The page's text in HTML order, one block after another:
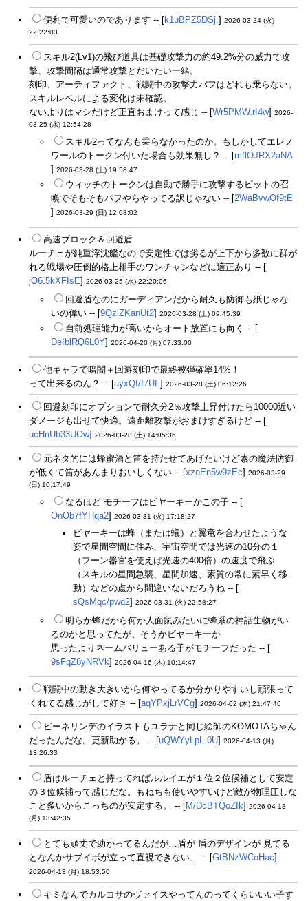
便利で可愛いのであります -- [k1uBPZ5DSj. ] 2026-03-24 (火)
22:22:03
スキル2(Lv1)の飛び道具は基礎攻撃力の約49.2%分の威力で攻
撃、攻撃間隔は通常攻撃とだいたい一緒。
刻印、アーティファクト、戦闘中の攻撃力バフはどれも乗らない。
スキルレベルによる変化は未確認。
ないよりはマシだけど正直おまけって感じ -- [Wr5PMW.rI4w] 2026-
03-25 (水) 12:54:28
スキル2ってなんも乗らなかったのか。もしかしてエレノ
ワールのトークン付いた場合も効果無し？ -- [mflOJRX2aNA
] 2026-03-28 (土) 19:58:47
ウィッチのトークンは自動で勝手に攻撃するビットの召
喚でそもそもバフやらやってる訳じゃない -- [2WaBvwOf9tE
] 2026-03-29 (日) 12:08:02
高速ブロック＆回避盾
ルーチェが鈍重浮沈艦なので安定性では劣るが上下から多数に群が
れる戦場や圧倒的格上相手のワンチャンなどに適正あり -- [
jO6.5kXFIsE] 2026-03-25 (水) 22:20:06
回避盾なのにガーディアンだから耐久も防御も紙じゃな
いの偉い -- [9QziZKanUt2] 2026-03-28 (土) 09:45:39
自前処理能力が高いからオート放置にも向く -- [
DeIblRQ6L0Y] 2026-04-20 (月) 07:33:00
他キャラで暗闇＋回避刻印で最終被弾確率14%！
って出来るのん？ -- [ayxQf/f7Uf. ] 2026-03-28 (土) 06:12:26
回避刻印にオプションで耐久分2％攻撃上昇付けたら10000近い
ダメージも出せて快適。遠距離攻撃がおまけすぎるけど -- [
ucHnUb33UOw] 2026-03-28 (土) 14:05:36
元ネタ的には蜂蜜酒と笛を持たせてあげたいけど素の魔法防御
が低くて笛があんまりおいしくない -- [xzoEn5w9zEc] 2026-03-29
(日) 10:17:49
なるほど モチーフはビヤーキーかこの子 -- [
OnOb7fYHqa2] 2026-03-31 (火) 17:18:27
ビヤーキーは蜂（または蟻）と翼竜を合わせたような
姿で星間空間に住み、宇宙空間では光速の10分の１
（フーン器官を使えば光速の400倍）の速度で飛ぶ
（スキルの星間急襲、星間加速、素質の常に素早く移
動）などの点から間違いないだろうね -- [
sQsMqc/pwd2] 2026-03-31 (火) 22:58:27
明らか蜂だから何か人面鼠みたいに蜂系の神話生物がい
るのかと思ってたが、そうかビヤーキーか
思ったよりネームバリューある子がモチーフだった -- [
9sFqZ8yNRVk] 2026-04-16 (木) 10:14:47
戦闘中の動き大きいから何やってるか分かりやすいし頑張って
くれてる感じがして好き -- [aqYPxjLrVCg] 2026-04-02 (木) 21:47:46
ビーネリンデのイラストもユラナと同じ絵師のKOMOTAちゃん
だったんだな。更新助かる。 -- [uQWYyLpL.0U] 2026-04-13 (月)
13:26:33
盾はルーチェと持ってればルルイエが１位２位候補として安定
の３位候補って感じだな。もねちも使いやすいけど敵が物理圧しな
こと多いからこっちのが安定する。 -- [M/DcBTQoZIk] 2026-04-13
(月) 13:42:35
とても頑丈で助かってるんだが…盾が 盾のデザインが 見てる
となんかサブイボが立って直視できない… -- [GtBNzWCoHac]
2026-04-13 (月) 18:53:50
キミなんでカルコサのヴァイスやってんのってくらいいい子す